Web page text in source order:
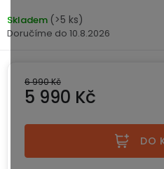
Day's
Hook
-
za
S
se
3
Náhradní
díly
příslušenství
Bateriové
kamery
Napájecí
adaptéry
Napájecí
kabely
služby
DOPLŇKOVÝ
Obchodní
Skladem (>5 ks)
10.8.2026
6 990 Kč
5 990 Kč
DO